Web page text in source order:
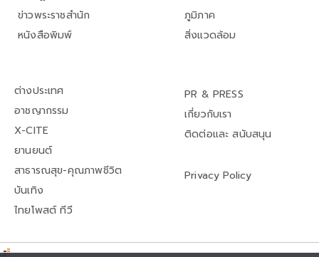
ข่าวพระราชสำนัก
หนังสือพิมพ์
ภูมิภาค
สิ่งแวดล้อม
ต่างประเทศ
อาชญากรรม
X-CITE
ยานยนต์
สาธารณสุข-คุณภาพชีวิต
บันเทิง
ไทยโพสต์ ทีวี
PR & PRESS
เกี่ยวกับเรา
ติดต่อและ สนับสนุน
Privacy Policy